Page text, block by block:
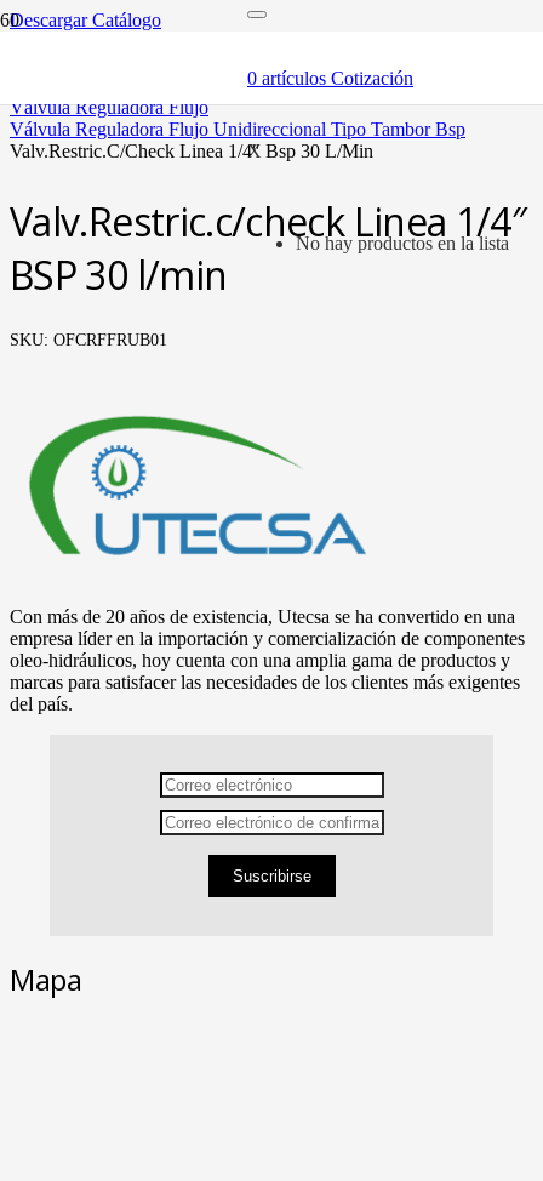
0 artículos Cotización
X
No hay productos en la lista
Descargar Catálogo
válvula reguladora flujo
válvula reguladora flujo unidireccional tipo tambor bsp
valv.restric.c/check linea 1/4″ bsp 30 l/min
Valv.Restric.c/check Linea 1/4″
BSP 30 l/min
SKU: OFCRFFRUB01
Con más de 20 años de existencia, Utecsa se ha convertido en una
empresa líder en la importación y comercialización de componentes
oleo-hidráulicos, hoy cuenta con una amplia gama de productos y
marcas para satisfacer las necesidades de los clientes más exigentes
del país.
Suscribirse
Mapa